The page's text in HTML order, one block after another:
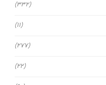
(332)
(11)
(277)
(22)